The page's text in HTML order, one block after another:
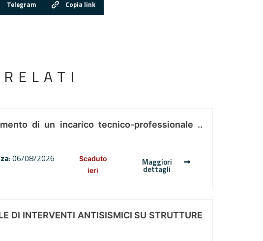
Telegram Copia link
di un incarico tecnico-professionale ..
: 06/08/2026
Scaduto
ieri
Maggiori
dettagli
DI INTERVENTI ANTISISMICI SU STRUTTURE